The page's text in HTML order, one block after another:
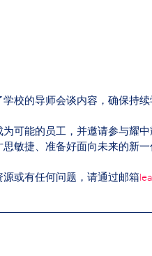
校的导师会谈内容，确保持
可能的员工，并邀请参与耀
思敏捷、准备好面向未来的新一
或有任何问题，请通过邮箱